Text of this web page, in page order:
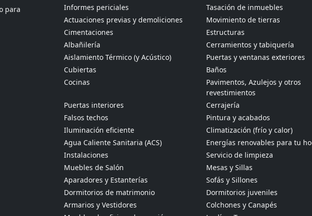
para
Informes periciales
Tasación de inmuebles
Actuaciones previas y demoliciones
Movimiento de tierras
Cimentaciones
Estructuras
Albañilería
Cerramientos y tabiquería
Aislamiento Térmico (y Acústico)
Puertas y ventanas exteriores
Cubiertas
Baños
Cocinas
Pavimentos, Azulejos y otros
revestimientos
Puertas interiores
Cerrajería
Falsos techos
Pintura y acabados
Iluminación eficiente
Climatización (frío y calor)
Agua Caliente Sanitaria (ACS)
Energías renovables para tu
Instalaciones
Servicio de limpieza
Muebles de Salón
Mesas y Sillas
Aparadores y Estanterías
Sofás y Sillones
Dormitorios de matrimonio
Dormitorios juveniles
Armarios y Vestidores
Colchones y Canapés